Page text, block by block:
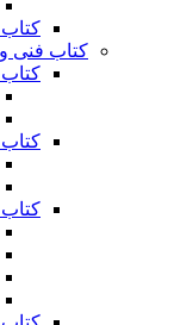
کتاب
کتاب فنی